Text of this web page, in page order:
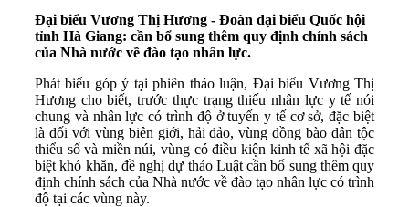
Đại biểu Vương Thị Hương - Đoàn đại biểu Quốc hội
tỉnh Hà Giang: cần bổ sung thêm quy định chính sách
của Nhà nước về đào tạo nhân lực.
Phát biểu góp ý tại phiên thảo luận, Đại biểu Vương Thị
Hương cho biết, trước thực trạng thiếu nhân lực y tế nói
chung và nhân lực có trình độ ở tuyến y tế cơ sở, đặc biệt
là đối với vùng biên giới, hải đảo, vùng đồng bào dân tộc
thiểu số và miền núi, vùng có điều kiện kinh tế xã hội đặc
biệt khó khăn, đề nghị dự thảo Luật cần bổ sung thêm quy
định chính sách của Nhà nước về đào tạo nhân lực có trình
độ tại các vùng này.